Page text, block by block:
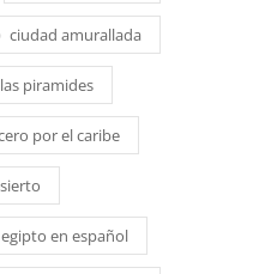
ciudad amurallada
piramides
por el caribe
egipto en español